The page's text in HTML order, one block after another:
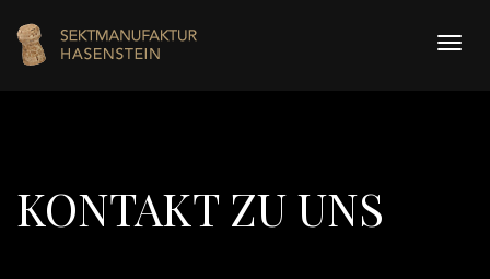
KONTAKT ZU UNS